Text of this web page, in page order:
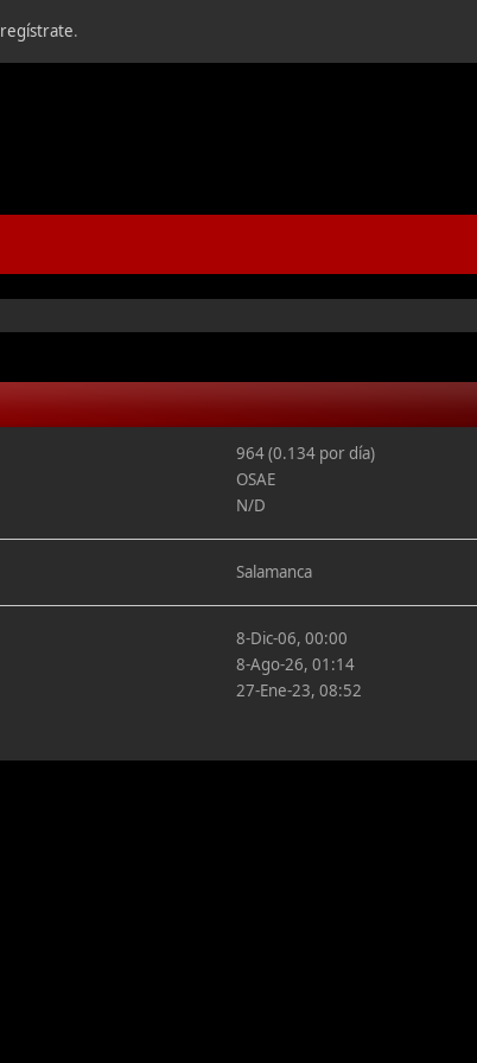
regístrate.
964 (0.134 por día)
OSAE
N/D
Salamanca
8-Dic-06, 00:00
8-Ago-26, 01:14
27-Ene-23, 08:52